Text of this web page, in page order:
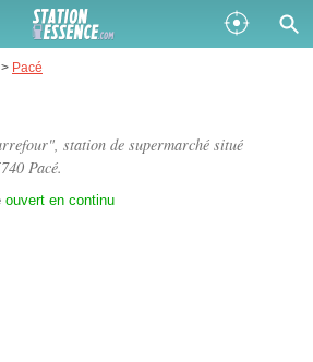
> Pacé
station de supermarché situé
Pacé.
ouvert en continu